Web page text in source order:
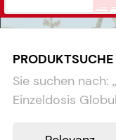
PRODUKTSUCHE
Sie suchen nach: „
Einzeldosis